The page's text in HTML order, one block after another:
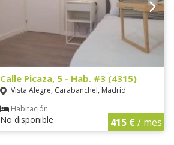
Calle Picaza, 5 - Hab. #3 (4315)
Vista Alegre, Carabanchel, Madrid
Habitación
No disponible 415 €/ mes